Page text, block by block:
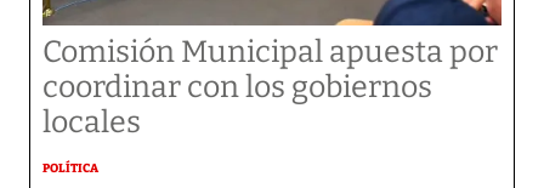
Comisión Municipal apuesta por
coordinar con los gobiernos
locales
POLÍTICA